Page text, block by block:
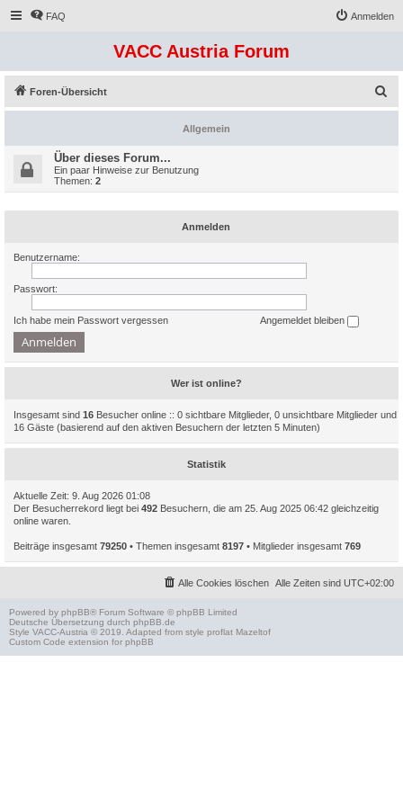
FAQ Anmelden
VACC Austria Forum
Foren-Übersicht
u
Allgemein
Über dieses Forum...
Ein paar Hinweise zur Benutzung
Themen: 2
Anmelden
Benutzername:
Passwort:
Ich habe mein Passwort vergessen Angemeldet bleiben
Wer ist online?
Insgesamt sind 16 Besucher online :: 0 sichtbare Mitglieder, 0 unsichtbare Mitglieder und
16 Gäste (basierend auf den aktiven Besuchern der letzten 5 Minuten)
Statistik
Aktuelle Zeit: 9. Aug 2026 01:08
Der Besucherrekord liegt bei 492 Besuchern, die am 25. Aug 2025 06:42 gleichzeitig
online waren.
Beiträge insgesamt 79250 • Themen insgesamt 8197 • Mitglieder insgesamt 769
Alle Zeiten sind UTC+02:00
Alle Cookies löschen
Powered by phpBB® Forum Software © phpBB Limited
Deutsche Übersetzung durch phpBB.de
Style VACC-Austria © 2019. Adapted from style proflat Mazeltof
Custom Code extension for phpBB